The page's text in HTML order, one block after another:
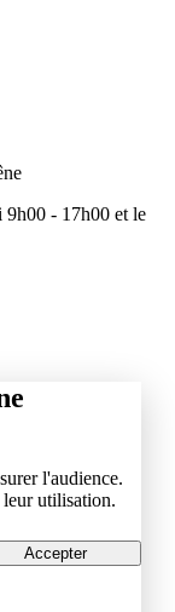
9h00 - 17h00 et le
l'audience.
utilisation.
Accepter